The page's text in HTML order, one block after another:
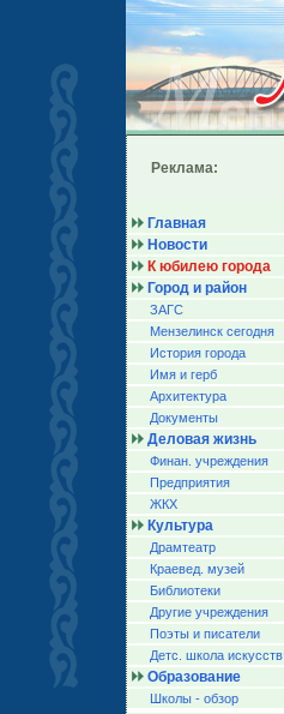
Реклама:
Главная
Новости
К юбилею города
Город и район
ЗАГС
Мензелинск сегодня
История города
Имя и герб
Архитектура
Документы
Деловая жизнь
Финан. учреждения
Предприятия
ЖКХ
Культура
Драмтеатр
Краевед. музей
Библиотеки
Другие учреждения
Поэты и писатели
Детс. школа искусств
Образование
Школы - обзор